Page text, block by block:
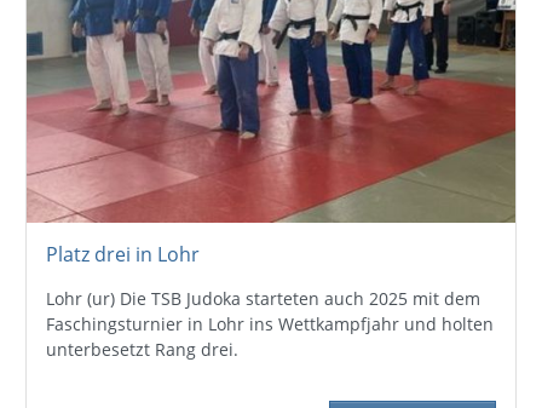
Platz drei in Lohr
Lohr (ur) Die TSB Judoka starteten auch 2025 mit dem
Faschingsturnier in Lohr ins Wettkampfjahr und holten
unterbesetzt Rang drei.